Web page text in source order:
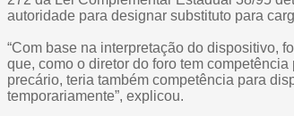
autoridade para designar substituto para
“Com base na interpretação do dispositivo,
que, como o diretor do foro tem
precário, teria também competência para
temporariamente”, explicou.